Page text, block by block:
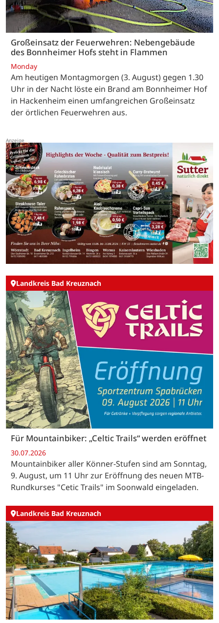
Großeinsatz der Feuerwehren: Nebengebäude
des Bonnheimer Hofs steht in Flammen
Monday
Am heutigen Montagmorgen (3. August) gegen 1.30
Uhr in der Nacht löste ein Brand am Bonnheimer Hof
in Hackenheim einen umfangreichen Großeinsatz
der örtlichen Feuerwehren aus.
Landkreis Bad Kreuznach
Für Mountainbiker: „Celtic Trails“ werden eröffnet
30.07.2026
Mountainbiker aller Könner-Stufen sind am Sonntag,
9. August, um 11 Uhr zur Eröffnung des neuen MTB-
Rundkurses "Cetic Trails" im Soonwald eingeladen.
Landkreis Bad Kreuznach